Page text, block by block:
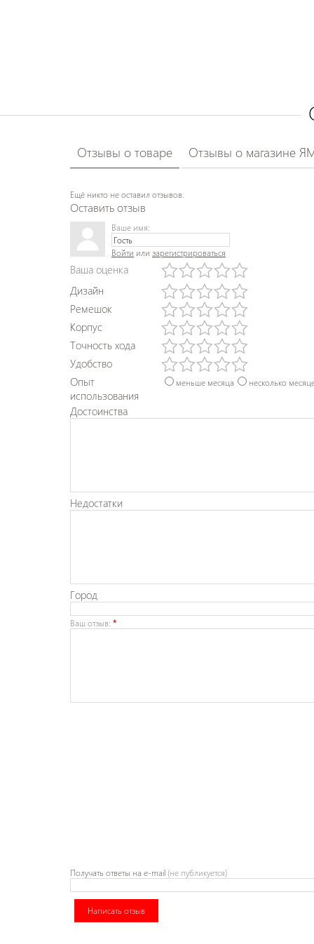
Отзывы о товаре Отзывы о магазине
Ещё никто не оставил отзывов.
Оставить отзыв
Ваше имя:
Войти или зарегистрироваться
Ваша оценка
Дизайн
Ремешок
Корпус
Точность хода
Удобство
Опыт
использования
меньше месяца несколько
Достоинства
Недостатки
Город
Ваш отзыв: *
Получать ответы на e-mail (не публикуется)
Написать отзыв